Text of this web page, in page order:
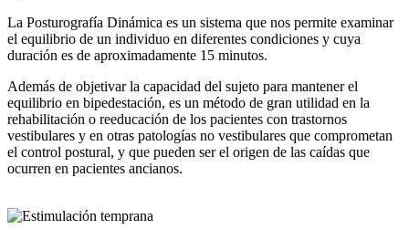
La Posturografía Dinámica es un sistema que nos permite examinar
el equilibrio de un individuo en diferentes condiciones y cuya
duración es de aproximadamente 15 minutos.
Además de objetivar la capacidad del sujeto para mantener el
equilibrio en bipedestación, es un método de gran utilidad en la
rehabilitación o reeducación de los pacientes con trastornos
vestibulares y en otras patologías no vestibulares que comprometan
el control postural, y que pueden ser el origen de las caídas que
ocurren en pacientes ancianos.